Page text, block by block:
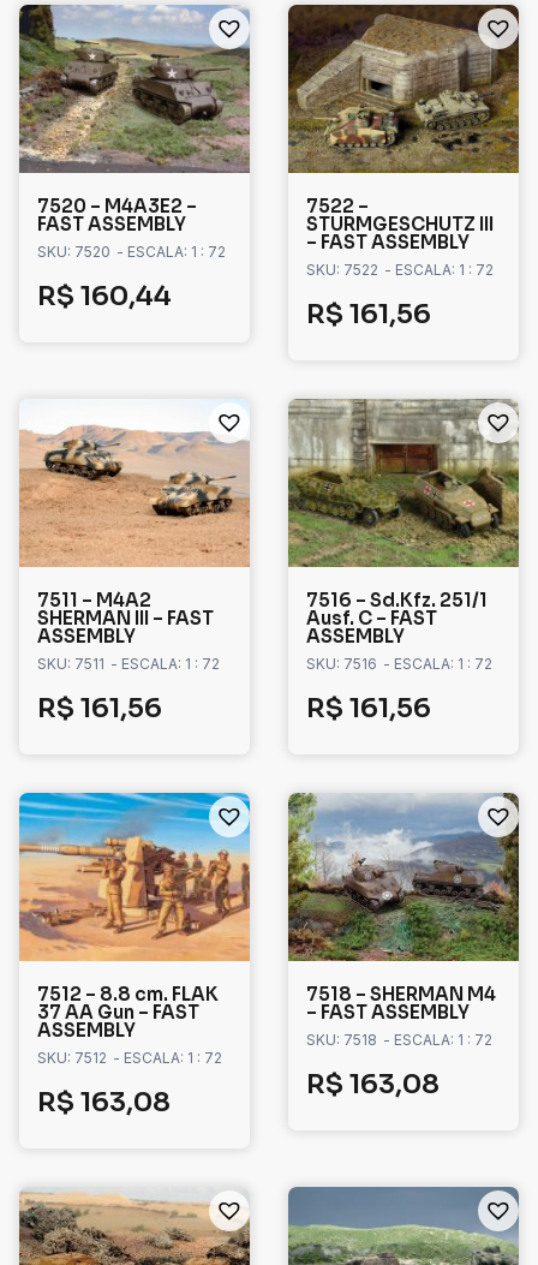
7520 – M4A3E2 –
FAST ASSEMBLY
SKU: 7520 - ESCALA: 1 : 72
R$ 160,44
7522 –
STURMGESCHUTZ III
– FAST ASSEMBLY
SKU: 7522 - ESCALA: 1 : 72
R$ 161,56
7511 – M4A2
SHERMAN III – FAST
ASSEMBLY
SKU: 7511 - ESCALA: 1 : 72
R$ 161,56
7516 – Sd.Kfz. 251/1
Ausf. C – FAST
ASSEMBLY
SKU: 7516 - ESCALA: 1 : 72
R$ 161,56
7512 – 8.8 cm. FLAK
37 AA Gun – FAST
ASSEMBLY
SKU: 7512 - ESCALA: 1 : 72
R$ 163,08
7518 – SHERMAN M4
– FAST ASSEMBLY
SKU: 7518 - ESCALA: 1 : 72
R$ 163,08